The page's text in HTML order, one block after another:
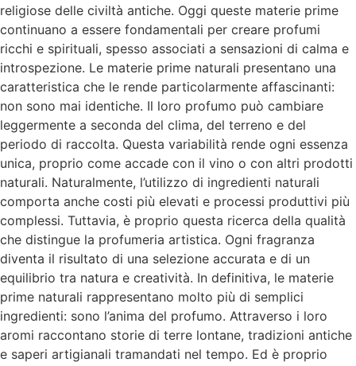
religiose delle civiltà antiche. Oggi queste materie prime
continuano a essere fondamentali per creare profumi
ricchi e spirituali, spesso associati a sensazioni di calma e
introspezione. Le materie prime naturali presentano una
caratteristica che le rende particolarmente affascinanti:
non sono mai identiche. Il loro profumo può cambiare
leggermente a seconda del clima, del terreno e del
periodo di raccolta. Questa variabilità rende ogni essenza
unica, proprio come accade con il vino o con altri prodotti
naturali. Naturalmente, l’utilizzo di ingredienti naturali
comporta anche costi più elevati e processi produttivi più
complessi. Tuttavia, è proprio questa ricerca della qualità
che distingue la profumeria artistica. Ogni fragranza
diventa il risultato di una selezione accurata e di un
equilibrio tra natura e creatività. In definitiva, le materie
prime naturali rappresentano molto più di semplici
ingredienti: sono l’anima del profumo. Attraverso i loro
aromi raccontano storie di terre lontane, tradizioni antiche
e saperi artigianali tramandati nel tempo. Ed è proprio